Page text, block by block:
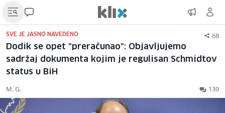
SVE JE JASNO NAVEDENO 68
Dodik se opet "preračunao": Objavljujemo
sadržaj dokumenta kojim je regulisan Schmidtov
status u BiH
M. G. 139